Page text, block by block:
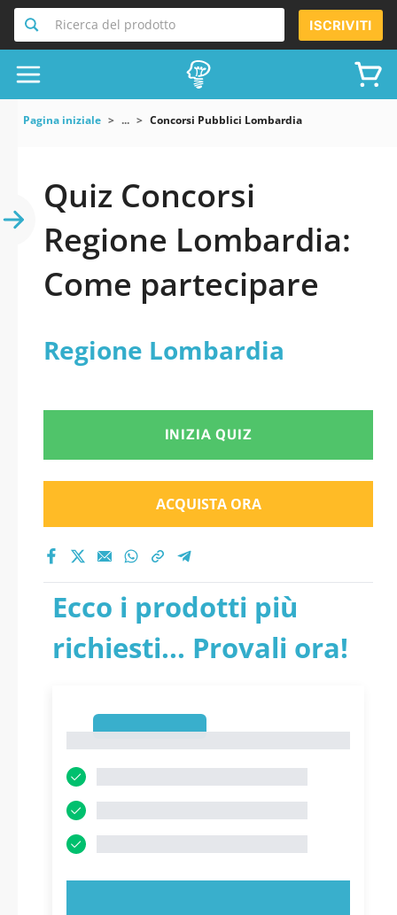
Ricerca del prodotto ISCRIVITI
Pagina iniziale ... Concorsi Pubblici Lombardia
Quiz Concorsi
Regione Lombardia:
Come partecipare
Regione Lombardia
INIZIA QUIZ
ACQUISTA ORA
Ecco i prodotti più
richiesti... Provali ora!